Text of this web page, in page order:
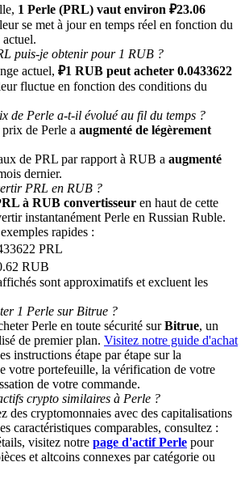
recevoir des récompenses en espèces
Win
& Win
prize pool
Users
to Win 500,000 USDT
Trading Carnival
1 Perle (PRL) vaut environ ₽23.06
se met à jour en temps réel en fonction du
puis-je obtenir pour 1 RUB ?
actuel, ₽1 RUB peut acheter 0.0433622
fluctue en fonction des conditions du
de Perle a-t-il évolué au fil du temps ?
de Perle a augmenté de légèrement
de PRL par rapport à RUB a augmenté
dernier.
PRL en RUB ?
à RUB convertisseur en haut de cette
instantanément Perle en Russian Ruble.
rapides :
PRL
RUB
sont approximatifs et excluent les
1 Perle sur Bitrue ?
Perle en toute sécurité surBitrue, un
de premier plan. Visitez notre guide d'achat
instructions étape par étape sur la
votre portefeuille, la vérification de votre
de votre commande.
crypto similaires à Perle ?
des cryptomonnaies avec des capitalisations
caractéristiques comparables, consultez :
visitez notre page d'actif Perle pour
et altcoins connexes par catégorie ou